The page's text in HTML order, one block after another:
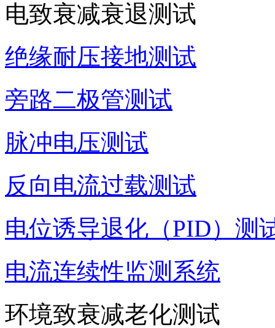
电致衰减衰退测试
绝缘耐压接地测试
旁路二极管测试
脉冲电压测试
反向电流过载测试
电位诱导退化（PID）测
电流连续性监测系统
环境致衰减老化测试